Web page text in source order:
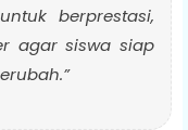
berprestasi,
agar siswa siap